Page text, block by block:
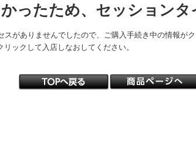
ったため、セッションタ
がありませんでしたので、ご購入手続き中の情報がク
ックして入店しなおしてください。